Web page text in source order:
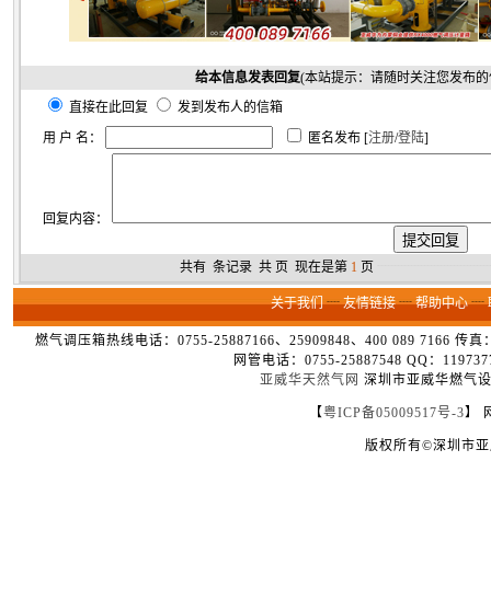
给本信息发表回复(本站提示：请随时关注您发布
直接在此回复
发到发布人的信箱
用 户 名：
匿名发布 [注册/登陆]
回复内容：
共有 条记录 共 页 现在是第 1 页
关于我们┈友情链接┈帮助中心┈
燃气调压箱热线电话：0755-25887166、25909848、400 089 7166 传
网管电话：0755-25887548 QQ：
亚威华天然气网 深圳市亚威华燃气
【粤ICP备05009517号-3】
版权所有©深圳市